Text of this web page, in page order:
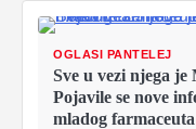
OGLASI PANTELEJ
Sve u vezi njega
Pojavile se nove
mladog